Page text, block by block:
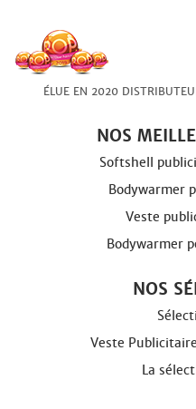
ÉLUE EN 2020
NOS
Softshell
Bodywarmer
Veste
Bodywarmer
NOS
Veste
La